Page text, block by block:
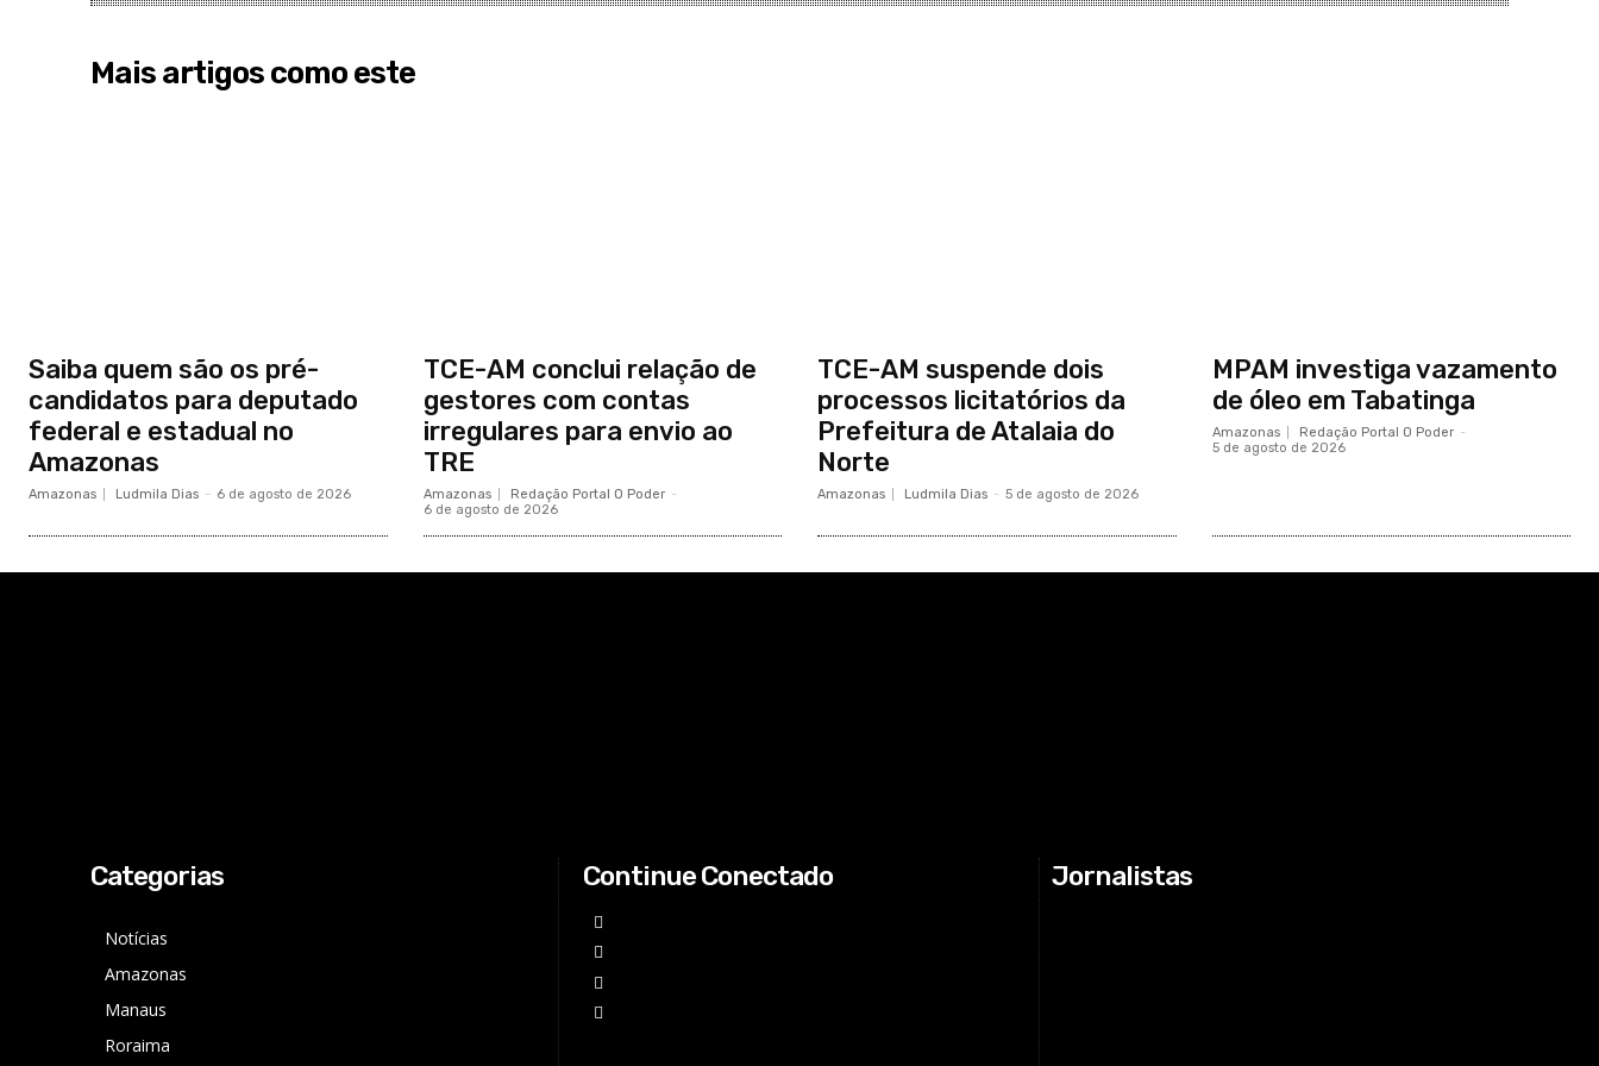
Mais artigos como este
Saiba quem são os pré-
candidatos para deputado
federal e estadual no
Amazonas
Amazonas Ludmila Dias - 6 de agosto de 2026
TCE-AM conclui relação de
gestores com contas
irregulares para envio ao
TRE
Amazonas Redação Portal O Poder -
6 de agosto de 2026
TCE-AM suspende dois
processos licitatórios da
Prefeitura de Atalaia do
Norte
Amazonas Ludmila Dias - 5 de agosto de 2026
MPAM investiga vazamento
de óleo em Tabatinga
Amazonas Redação Portal O Poder -
5 de agosto de 2026
Categorias
Notícias
Amazonas
Manaus
Roraima
Continue Conectado Jornalistas